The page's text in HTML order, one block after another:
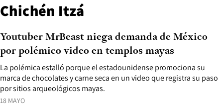
Chichén Itzá
18 MAYO
La polémica estalló porque el estadounidense promociona su
marca de chocolates y carne seca en un video que registra su paso
por sitios arqueológicos mayas.
Youtuber MrBeast niega demanda de México
por polémico video en templos mayas